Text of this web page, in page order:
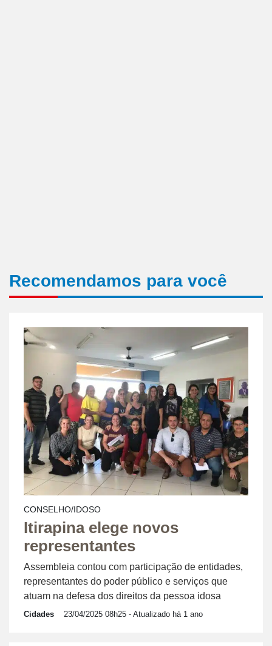
Recomendamos para você
CONSELHO/IDOSO
Itirapina elege novos
representantes
Assembleia contou com participação de entidades,
representantes do poder público e serviços que
atuam na defesa dos direitos da pessoa idosa
Cidades 23/04/2025 08h25 - Atualizado há 1 ano